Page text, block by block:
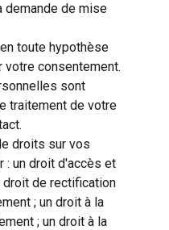
demande de mise
toute hypothèse
votre consentement.
sont
traitement de votre
droits sur vos
: un droit d'accès et
droit de rectification
; un droit à la
; un droit à la